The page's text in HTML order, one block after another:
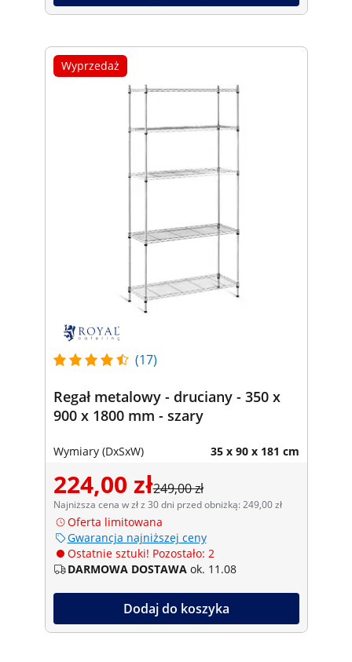
Wyprzedaż
(17)
Regał metalowy - druciany - 350 x
900 x 1800 mm - szary
Wymiary (DxSxW) 35 x 90 x 181 cm
224,00 zł249,00 zł
Najniższa cena w zł z 30 dni przed obniżką: 249,00 zł
Oferta limitowana
Gwarancja najniższej ceny
Ostatnie sztuki! Pozostało: 2
DARMOWA DOSTAWA ok. 11.08
Dodaj do koszyka